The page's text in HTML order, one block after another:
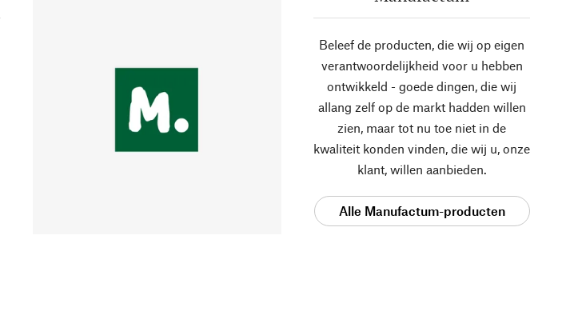
Beleef de producten, die wij op eigen
verantwoordelijkheid voor u hebben
ontwikkeld - goede dingen, die wij
allang zelf op de markt hadden willen
zien, maar tot nu toe niet in de
kwaliteit konden vinden, die wij u, onze
klant, willen aanbieden.
Alle Manufactum-producten